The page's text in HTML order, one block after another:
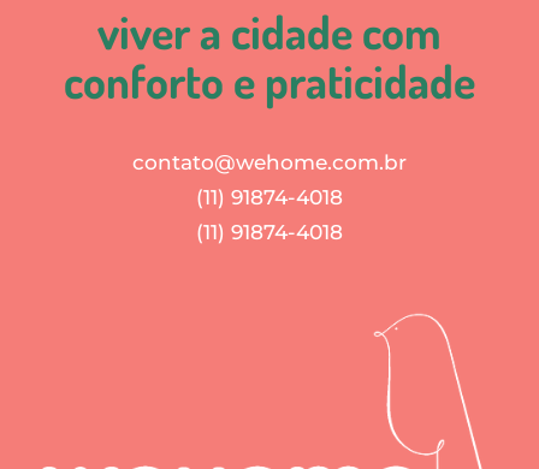
viver a cidade com
conforto e praticidade
contato@wehome.com.br
(11) 91874-4018
(11) 91874-4018